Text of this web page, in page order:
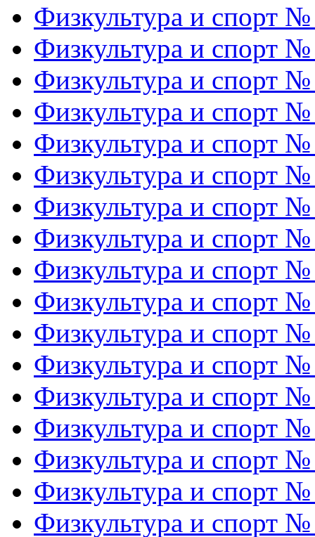
Физкультура и спорт
Физкультура и спорт
Физкультура и спорт
Физкультура и спорт
Физкультура и спорт
Физкультура и спорт
Физкультура и спорт
Физкультура и спорт
Физкультура и спорт
Физкультура и спорт
Физкультура и спорт
Физкультура и спорт
Физкультура и спорт
Физкультура и спорт
Физкультура и спорт
Физкультура и спорт
Физкультура и спорт